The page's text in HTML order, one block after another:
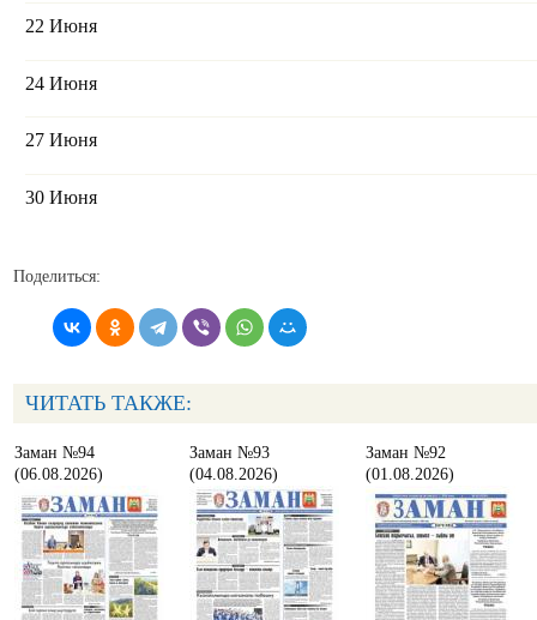
22 Июня
24 Июня
27 Июня
30 Июня
Поделиться:
ЧИТАТЬ ТАКЖЕ:
Заман №94
(06.08.2026)
Заман №93
(04.08.2026)
Заман №92
(01.08.2026)